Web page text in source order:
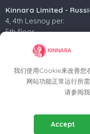
我们使用Cookie来改善您
网站功能正常运行所
请参阅
Essential
Required for
Accept
Kinnara Limited -
4, 4th Lesnoy per.
5th floor
Moscow, 125047, Russia.
+74952258562
版权所有©2024 Kinnara